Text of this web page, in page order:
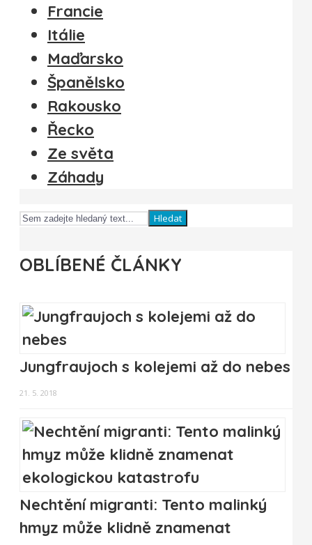
Francie
Itálie
Maďarsko
Španělsko
Rakousko
Řecko
Ze světa
Záhady
Hledat
OBLÍBENÉ ČLÁNKY
Jungfraujoch s kolejemi až do nebes
21. 5. 2018
Nechtění migranti: Tento malinký
hmyz může klidně znamenat